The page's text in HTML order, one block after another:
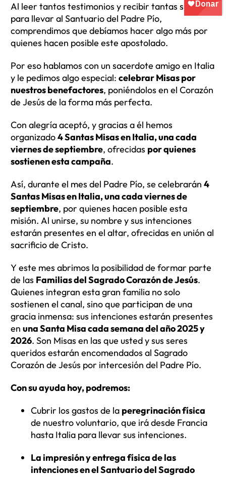
Al leer tantos testimonios y recibir tantas súplicas
para llevar al Santuario del Padre Pío,
comprendimos que debíamos hacer algo más por
quienes hacen posible este apostolado.
Por eso hablamos con un sacerdote amigo en Italia
y le pedimos algo especial: celebrar Misas por
nuestros benefactores, poniéndolos en el Corazón
de Jesús de la forma más perfecta.
Con alegría aceptó, y gracias a él hemos
organizado4 Santas Misas en Italia, una cada
viernes de septiembre, ofrecidas por quienes
sostienen esta campaña.
Así, durante el mes del Padre Pío, se celebrarán 4
Santas Misas en Italia, una cada viernes de
septiembre, por quienes hacen posible esta
misión. Al unirse, su nombre y sus intenciones
estarán presentes en el altar, ofrecidas en unión al
sacrificio de Cristo.
Y este mes abrimos la posibilidad de formar parte
de las Familias del Sagrado Corazón de Jesús.
Quienes integran esta gran familia no solo
sostienen el canal, sino que participan de una
gracia inmensa: sus intenciones estarán presentes
en una Santa Misa cada semana del año 2025 y
2026. Son Misas en las que usted y sus seres
queridos estarán encomendados al Sagrado
Corazón de Jesús por intercesión del Padre Pío.
Con su ayuda hoy, podremos:
Cubrir los gastos de la peregrinación física
de nuestro voluntario, que irá desde Francia
hasta Italia para llevar sus intenciones.
La impresión y entrega física de las
intenciones en el Santuario del Sagrado